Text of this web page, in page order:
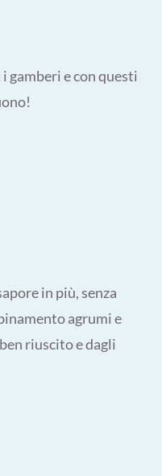
gamberi e con questi
in più, senza
agrumi e
riuscito e dagli